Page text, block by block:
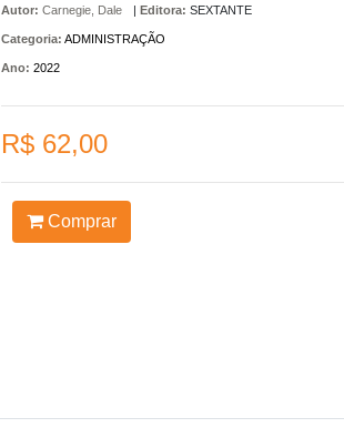
Autor: Carnegie, Dale | Editora: SEXTANTE
Categoria: ADMINISTRAÇÃO
Ano: 2022
R$ 62,00
Comprar